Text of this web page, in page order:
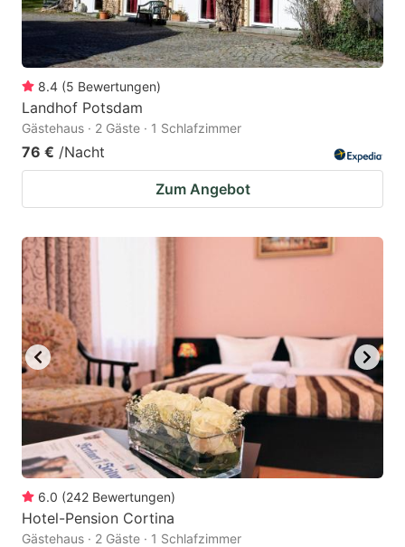
8.4 (5 Bewertungen)
Landhof Potsdam
Gästehaus · 2 Gäste · 1 Schlafzimmer
76 € /Nacht
Zum Angebot
6.0 (242 Bewertungen)
Hotel-Pension Cortina
Gästehaus · 2 Gäste · 1 Schlafzimmer